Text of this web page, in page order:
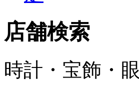
店舗検索
時計・宝飾・